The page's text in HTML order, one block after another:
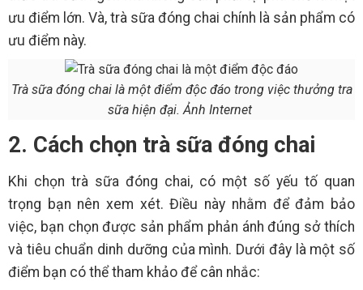
ưu điểm lớn. Và, trà sữa đóng chai chính là sản phẩm có
ưu điểm này.
Trà sữa đóng chai là một điểm độc đáo trong việc thưởng tra
sữa hiện đại. Ảnh Internet
2. Cách chọn trà sữa đóng chai
Khi chọn trà sữa đóng chai, có một số yếu tố quan
trọng bạn nên xem xét. Điều này nhằm để đảm bảo
việc, bạn chọn được sản phẩm phản ánh đúng sở thích
và tiêu chuẩn dinh dưỡng của mình. Dưới đây là một số
điểm bạn có thể tham khảo để cân nhắc: